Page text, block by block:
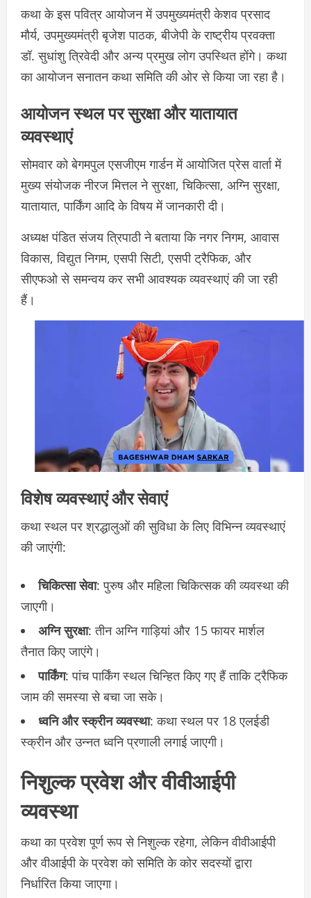
कथा के इस पवित्र आयोजन में उपमुख्यमंत्री केशव प्रसाद
मौर्य, उपमुख्यमंत्री बृजेश पाठक, बीजेपी के राष्ट्रीय प्रवक्ता
डॉ. सुधांशु त्रिवेदी और अन्य प्रमुख लोग उपस्थित होंगे। कथा
का आयोजन सनातन कथा समिति की ओर से किया जा रहा है।
आयोजन स्थल पर सुरक्षा और यातायात
व्यवस्थाएं
सोमवार को बेगमपुल एसजीएम गार्डन में आयोजित प्रेस वार्ता में
मुख्य संयोजक नीरज मित्तल ने सुरक्षा, चिकित्सा, अग्नि सुरक्षा,
यातायात, पार्किंग आदि के विषय में जानकारी दी।
अध्यक्ष पंडित संजय त्रिपाठी ने बताया कि नगर निगम, आवास
विकास, विद्युत निगम, एसपी सिटी, एसपी ट्रैफिक, और
सीएफओ से समन्वय कर सभी आवश्यक व्यवस्थाएं की जा रही
हैं।
विशेष व्यवस्थाएं और सेवाएं
कथा स्थल पर श्रद्धालुओं की सुविधा के लिए विभिन्न व्यवस्थाएं
की जाएंगी:
चिकित्सा सेवा: पुरुष और महिला चिकित्सक की व्यवस्था की
जाएगी।
अग्नि सुरक्षा: तीन अग्नि गाड़ियां और 15 फायर मार्शल
तैनात किए जाएंगे।
पार्किंग: पांच पार्किंग स्थल चिन्हित किए गए हैं ताकि ट्रैफिक
जाम की समस्या से बचा जा सके।
ध्वनि और स्क्रीन व्यवस्था: कथा स्थल पर 18 एलईडी
स्क्रीन और उन्नत ध्वनि प्रणाली लगाई जाएगी।
निशुल्क प्रवेश और वीवीआईपी
व्यवस्था
कथा का प्रवेश पूर्ण रूप से निशुल्क रहेगा, लेकिन वीवीआईपी
और वीआईपी के प्रवेश को समिति के कोर सदस्यों द्वारा
निर्धारित किया जाएगा।